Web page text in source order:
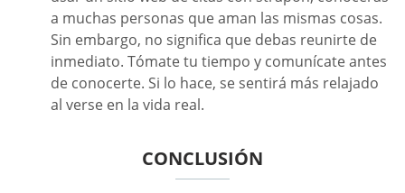
a muchas personas que aman las mismas cosas.
Sin embargo, no significa que debas reunirte de
inmediato. Tómate tu tiempo y comunícate antes
de conocerte. Si lo hace, se sentirá más relajado
al verse en la vida real.
CONCLUSIÓN